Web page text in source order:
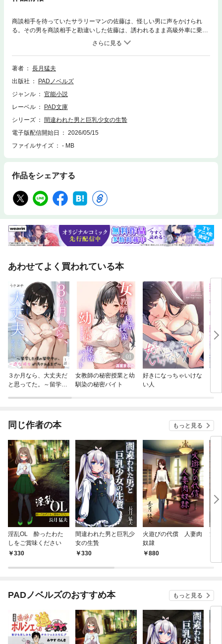
商談相手を待っていたサラリーマンの佐藤は、怪しい男に声をかけられ
る。その男を商談相手と勘違いした佐藤は、誘われるまま高級外車に乗り
古びた倉庫に連れ込まれた。倉庫の中には少し大きい目のソファーが一つ
あり、ゴシック・ロリータの衣装を着た少女・千沙が荒縄で縛られて寝て
いる。困惑する佐藤。やがて千沙は目を覚ますが、何らかの組織が関与し
ているかもしれない、と考えた佐藤は千沙を解放することに躊躇した。不
く。痛みで逆上した佐藤は、無理やり一物を咥えさせ、イラマチオで射
精。その後、佐藤は縛られたままの千沙の衣装をハサミで切り、執拗な愛
た。佐藤は怒張した一物を少女の部分にねじ込む。正常位から座位、バッ
クへと体位を変えて千沙を凌辱する佐藤。千沙は歓喜を露にするが、佐藤
な千沙の胎内に大量の精液を吐き出したのだった。全てが終わって、料金
も請求されないまま佐藤は倉庫から送り出された。佐藤は人間違いで連れ
著者
長月猛夫
出版社
PADノベルズ
ジャンル
官能小説
レーベル
PAD文庫
シリーズ
間違われた男と巨乳少女の生贄
電子版配信開始日
2026/05/15
ファイルサイズ
- MB
作品をシェアする
あわせてよく買われている本
３か月なら、大丈夫だ
と思ってた。～留学し
女教師の秘密授業と幼
馴染の秘密バイト
好きになっちゃいけな
い人
同じ作者の本 もっと見る
淫乱OL 酔ったわた
しをご賞味ください
330
間違われた男と巨乳少
女の生贄
330
火遊びの代償 人妻肉
奴隷
880
淫
PADノベルズのおすすめ本 もっと見る